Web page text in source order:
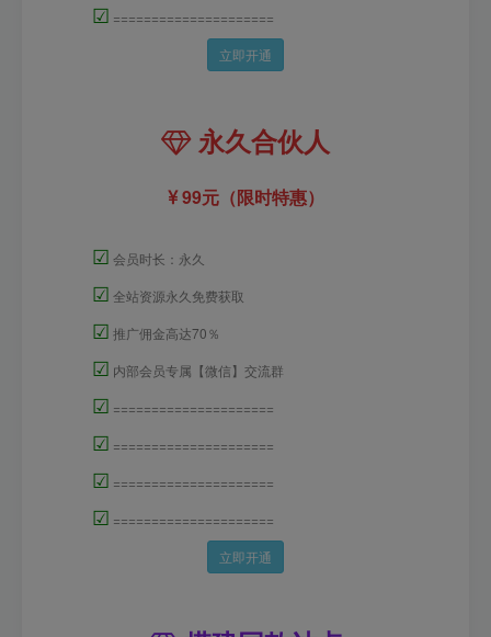
☑ =====================
立即开通
永久合伙人
99元（限时特惠）
☑ 会员时长：永久
☑ 全站资源永久免费获取
☑ 推广佣金高达70％
☑ 内部会员专属【微信】交流群
☑ =====================
☑ =====================
☑ =====================
☑ =====================
立即开通